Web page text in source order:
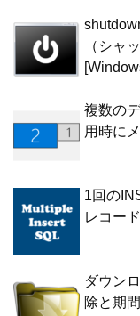
（シャ
複数の
用時に
1回の
レコー
ダウン
除と期